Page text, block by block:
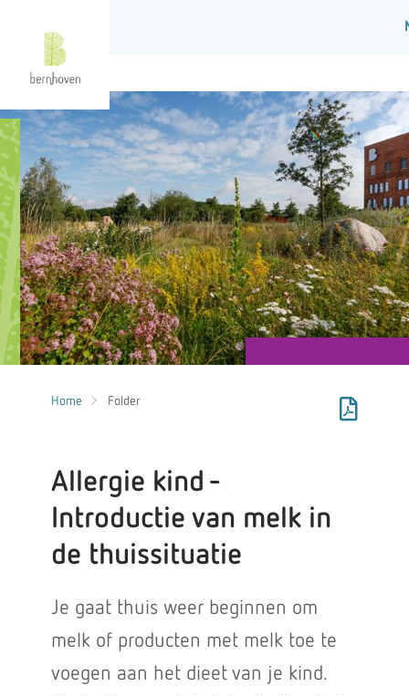
Home Folder
Allergie kind -
Introductie van melk in
de thuissituatie
Je gaat thuis weer beginnen om
melk of producten met melk toe te
voegen aan het dieet van je kind.